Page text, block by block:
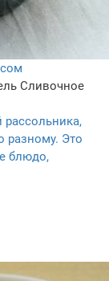
Сливочное
разному. Это
блюдо,